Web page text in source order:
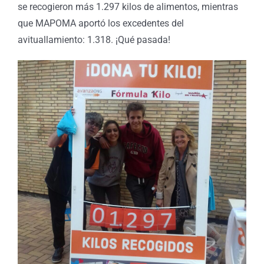
se recogieron más 1.297 kilos de alimentos, mientras
que MAPOMA aportó los excedentes del
avituallamiento: 1.318. ¡Qué pasada!